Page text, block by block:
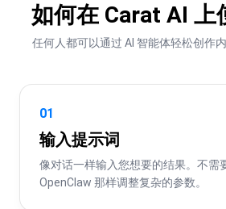
如何在 Carat AI 上
任何人都可以通过 AI 智能体轻松创作
01
输入提示词
像对话一样输入您想要的结果。不需
OpenClaw 那样调整复杂的参数。